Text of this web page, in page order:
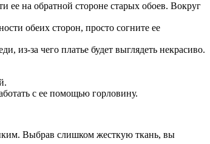
ее на обратной стороне старых обоев. Вокруг
обеих сторон, просто согните ее
из-за чего платье будет выглядеть некрасиво.
с ее помощью горловину.
Выбрав слишком жесткую ткань, вы